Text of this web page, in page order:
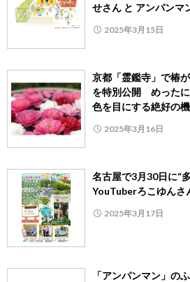
せさん と アンパンマ
2025年3月15日
京都「霊鑑寺」で椿
を特別公開 めった
色を目にする絶好の
2025年3月16日
名古屋で3月30日に“
YouTuberろこゆんさ
2025年3月17日
「アンパンマン」の